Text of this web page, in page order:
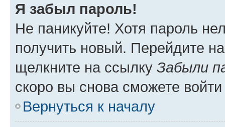
Я забыл пароль!
Не паникуйте! Хотя пароль
получить новый. Перейдите
щелкните на ссылку Забыли
скоро вы снова сможете
Вернуться к началу